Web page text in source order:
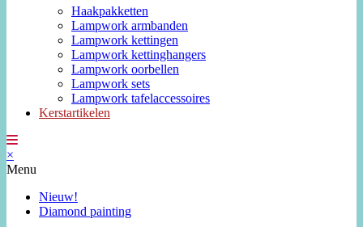
Haakpakketten
Lampwork armbanden
Lampwork kettingen
Lampwork kettinghangers
Lampwork oorbellen
Lampwork sets
Lampwork tafelaccessoires
Kerstartikelen
×
Menu
Nieuw!
Diamond painting